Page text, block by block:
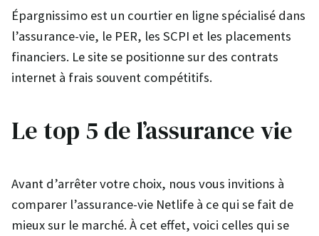
Épargnissimo est un courtier en ligne spécialisé dans
l’assurance-vie, le PER, les SCPI et les placements
financiers. Le site se positionne sur des contrats
internet à frais souvent compétitifs.
Le top 5 de l’assurance vie
Avant d’arrêter votre choix, nous vous invitions à
comparer l’assurance-vie Netlife à ce qui se fait de
mieux sur le marché. À cet effet, voici celles qui se